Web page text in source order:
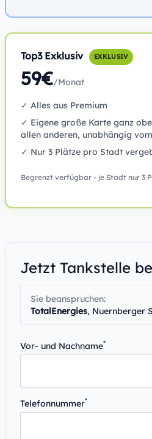
Top3 Exklusiv EXKLUSIV
59€/Monat
✓ Alles aus Premium
✓ Eigene große Karte ganz
allen anderen, unabhängig
✓ Nur 3 Plätze pro Stadt
Begrenzt verfügbar - je Stadt nur 3
Jetzt Tankstelle
Sie beanspruchen:
TotalEnergies, Nuernberger
Vor- und Nachname*
Telefonnummer*